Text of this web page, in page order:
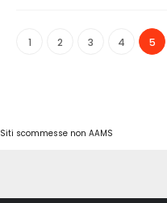
1 2 3 4 5
Siti scommesse non AAMS